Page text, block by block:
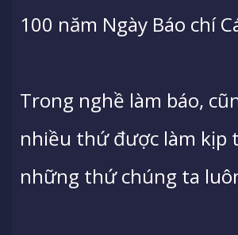
100 năm Ngày Báo chí
Trong nghề làm báo,
nhiều thứ được làm kịp
những thứ chúng ta